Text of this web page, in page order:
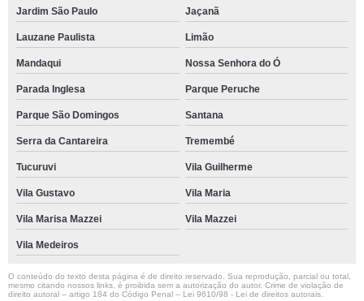
Jardim São Paulo Jaçanã
Lauzane Paulista Limão
Mandaqui Nossa Senhora do Ó
Parada Inglesa Parque Peruche
Parque São Domingos Santana
Serra da Cantareira Tremembé
Tucuruvi Vila Guilherme
Vila Gustavo Vila Maria
Vila Marisa Mazzei Vila Mazzei
Vila Medeiros
O conteúdo do texto desta página é de direito reservado. Sua reprodução, parcial ou total,
mesmo citando nossos links, é proibida sem a autorização do autor. Crime de violação de
direito autoral – artigo 184 do Código Penal – Lei 9610/98 - Lei de direitos autorais